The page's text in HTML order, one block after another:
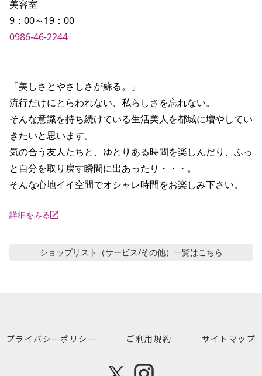
美容室
0986-46-2244
「美しさとやさしさが蘇る。」
流行だけにとらわれない、私らしさを忘れない。
そんな意識を持ち続けている生活美人を都城に増やしてい
きたいと思います。
気の合う友人たちと、ゆとりある時間を楽しんだり、ふっ
と自分を取り戻す瞬間に出あったり・・・。
そんな心地イイ空間でオシャレ時間をお楽しみ下さい。
詳細をみる
ショップリスト（サービス/その他） 一覧はこちら
プライバシーポリシー ご利用規約 サイトマップ